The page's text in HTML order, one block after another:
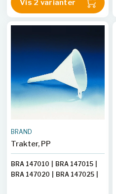
Vis 2 varianter
BRAND
Trakter, PP
BRA 147010 BRA 147015
BRA 147020
BRA 147025